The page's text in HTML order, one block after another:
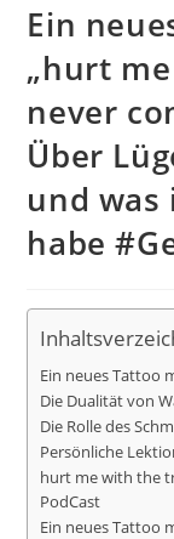
Ein
„hurt
never
Über
und was
habe
Ein neues Tattoo
Die Dualität von
Die Rolle des
Persönliche
hurt me with the
PodCast
Ein neues Tattoo